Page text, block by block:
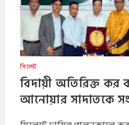
সিলেট
বিদায়ী অতিরিক্ত কর
আনোয়ার সাদাতকে